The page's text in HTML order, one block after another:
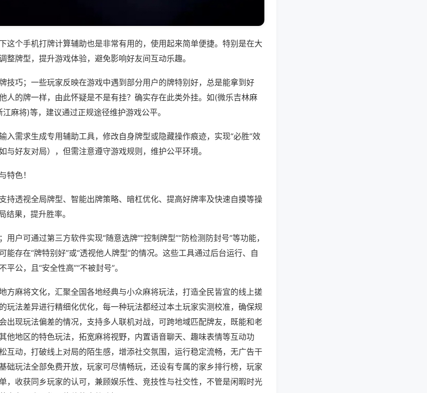
这个手机打牌计算辅助也是非常有用的，使用起来简单便捷。特别是在大
整牌型，提升游戏体验，避免影响好友间互动乐趣。
技巧；一些玩家反映在游戏中遇到部分用户的牌特别好，总是能拿到好
人的牌一样，由此怀疑是不是有挂？确实存在此类外挂。如(微乐吉林麻
麻将)等，建议通过正规途径维护游戏公平。
入需求生成专用辅助工具，修改自身牌型或隐藏操作痕迹，实现“必胜”效
与好友对局），但需注意遵守游戏规则，维护公平环境。
特色！
持透视全局牌型、智能出牌策略、暗杠优化、提高好牌率及快速自摸等操
结果，提升胜率。
户可通过第三方软件实现“随意选牌”“控制牌型”“防检测防封号”等功能，
能存在“牌特别好”或“透视他人牌型”的情况。这些工具通过后台运行、自
公，且“安全性高”“不被封号”。
方麻将文化，汇聚全国各地经典与小众麻将玩法，打造全民皆宜的线上搓
玩法差异进行精细化优化，每一种玩法都经过本土玩家实测校准，确保规
出现玩法偏差的情况，支持多人联机对战，可跨地域匹配牌友，既能和老
他地区的特色玩法，拓宽麻将视野，内置语音聊天、趣味表情等互动功
互动，打破线上对局的陌生感，增添社交氛围，运行稳定流畅，无广告干
础玩法全部免费开放，玩家可尽情畅玩，还设有专属的家乡排行榜，玩家
，收获同乡玩家的认可，兼顾娱乐性、竞技性与社交性，不管是闲暇时光